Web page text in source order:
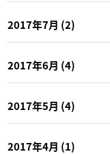
2017年7月 (2)
2017年6月 (4)
2017年5月 (4)
2017年4月 (1)